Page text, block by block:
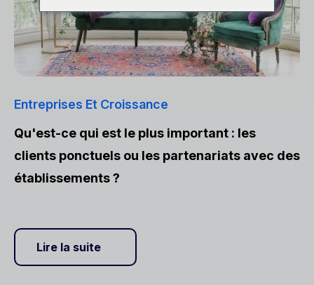
Entreprises Et Croissance
Qu'est-ce qui est le plus important : les
clients ponctuels ou les partenariats avec des
établissements ?
Lire la suite